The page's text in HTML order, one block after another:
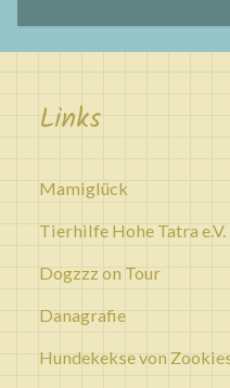
Links
Mamiglück
Tierhilfe Hohe Tatra e.V.
Dogzzz on Tour
Danagrafie
Hundekekse von